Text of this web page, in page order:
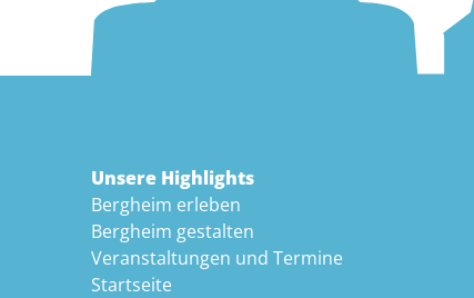
Unsere Highlights
Bergheim erleben
Bergheim gestalten
Veranstaltungen und Termine
Startseite